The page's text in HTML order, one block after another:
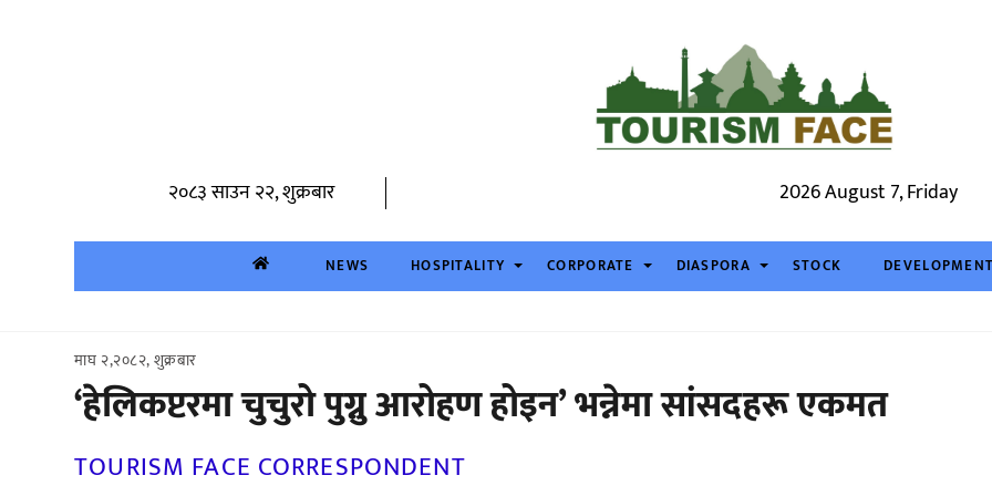
२०८३ साउन २२, शुक्रबार 2026 August 7, Friday
NEWS HOSPITALITY CORPORATE DIASPORA STOCK DEVELOPMENT
माघ २,२०८२, शुक्रबार
‘हेलिकप्टरमा चुचुरो पुग्नु आरोहण होइन’ भन्नेमा सांसदहरू एकमत
TOURISM FACE CORRESPONDENT